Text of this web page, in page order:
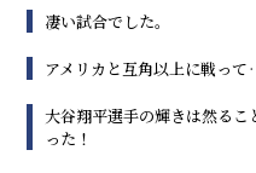
凄い試合でした。
アメリカと互角以上に戦っ
大谷翔平選手の輝きは然る
った！